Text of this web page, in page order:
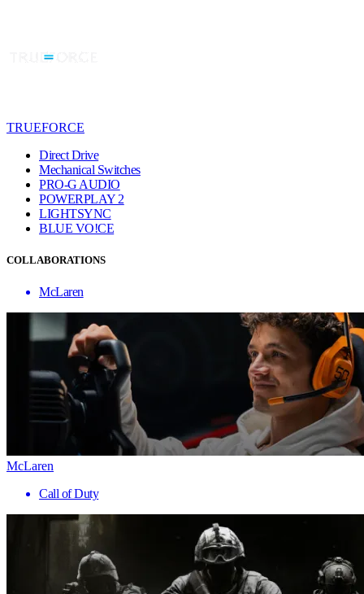
TRUEFORCE
Direct Drive
Mechanical Switches
PRO-G AUDIO
POWERPLAY 2
LIGHTSYNC
BLUE VO!CE
COLLABORATIONS
McLaren
McLaren
Call of Duty